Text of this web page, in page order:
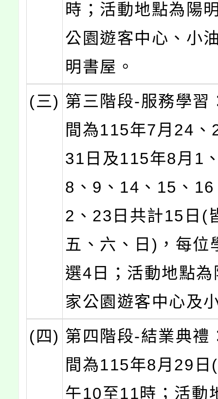
時；活動地點為陽
公園遊客中心、小
明書屋。
(三) 第三階段-服務學習
間為115年7月24、
31日及115年8月1
8、9、14、15、
2、23日共計15日(
五、六、日)，每位
選4日；活動地點
家公園遊客中心及
(四) 第四階段-結業典禮
間為115年8月29日
午10至11時；活動